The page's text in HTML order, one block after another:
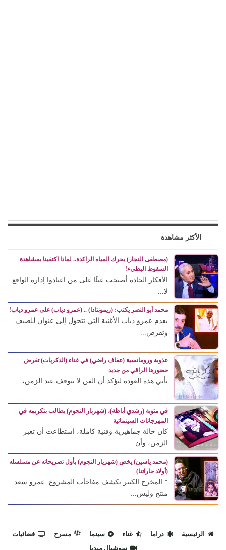
الأكثر مشاهدة
(مصطفى النجار) يحرك المياه الراكدة.. لماذا اكتفينا بمشاهدة
السقوط البطيء!
الأفكار الجادة أصبحت عبئًا على من اعتادوا إدارة الواقع
لا...
محمد أبو النصر يكتب: (ريمونتادا) .. (عمرو دياب) على عمرو دياب!
يقدم عمرو دياب الأغنية التي تتحول إلى عنوان للصيف
وتفرض...
عذوبة ورومانسية (عفاف راضي) في غناء (الذكريات) تفرض
حضورها الراقي من جديد
تأتي هذه العودة لتؤكد أن الفن لا يتوقف عند الزمن،...
في مئوية (رشدي أباظة)، (شهريار النجوم) يطالب بتكريمه في
المهرجانات السينمائية
كان حالة جماهيرية وفنية كاملة، استطاعت أن تعبر
الزمن، وأن...
(محمد ياسين) يخص (شهريار النجوم) بأول تصريحاته عن مسلسله
(أولاد حاراتنا)
* المخرج الكبير يكشف مفاجآت المشروع: عمرو سعد
منتج وليس...
الرئيسية دراما غناء سينما مسرح
فضائيات
سوشيال ميديا